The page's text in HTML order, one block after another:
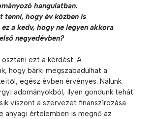
hangulatban.
tenni, hogy év közben is
a kedv, hogy ne legyen akkora
negyedévben?
ezt a kérdést. A
hogy bárki megszabadulhat a
egész évben érvényes. Nálunk
adományokból, ilyen gondunk tehát
viszont a szervezet finanszírozása.
anyagi értelemben is megnő az